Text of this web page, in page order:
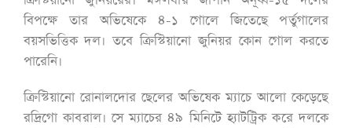
বিপক্ষে তার অভিষেকে ৪-১ গোলে জিতেছে পর্তুগালের
বয়সভিত্তিক দল। তবে ক্রিস্টিয়ানো জুনিয়র কোন গোল করতে
পারেনি।
ক্রিস্টিয়ানো রোনালদোর ছেলের অভিষেক ম্যাচে আলো কেড়েছে
রদ্রিগো কাবরাল। সে ম্যাচের ৪৯ মিনিটে হ্যাটট্রিক করে দলকে